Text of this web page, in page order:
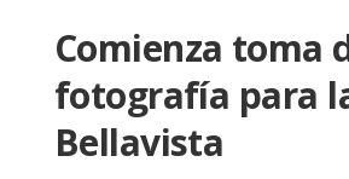
Comienza toma
fotografía para
Bellavista